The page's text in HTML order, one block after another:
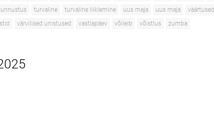
turvaline turvaline liiklemine uus maja uus maja
väärtused
värvilised unistused vastlapäev võileib võistlus zumba